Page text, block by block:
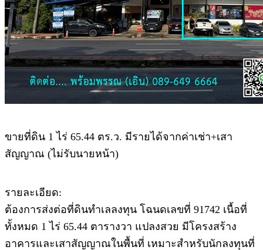
ขายที่ดิน 1 ไร่ 65.44 ตร.ว. มีรายได้จากค่าเช่า+เสา
สัญญาณ (ไม่รับนายหน้า)
รายละเอียด:
ต้องการส่งต่อที่ดินทำเลลงทุน โฉนดเลขที่ 91742 เนื้อที่
ทั้งหมด 1 ไร่ 65.44 ตารางวา แปลงสวย มีโครงสร้าง
อาคารและเสาสัญญาณในพื้นที่ เหมาะสำหรับนักลงทุนที่